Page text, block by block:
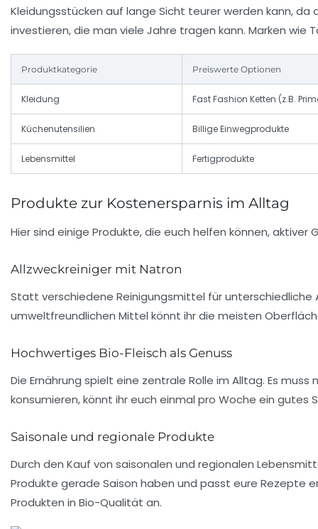
Kleidungsstücken auf lange Sicht teurer werden kann,
investieren, die man viele Jahre tragen kann. Marken
Produktkategorie Preiswerte Optionen
Kleidung Fast Fashion Ketten (z.B.
Küchenutensilien Billige Einwegprodukte
Lebensmittel Fertigprodukte
Produkte zur Kostenersparnis im Alltag
Hier sind einige Produkte, die euch helfen können, aktiver
Allzweckreiniger mit Natron
Statt verschiedene Reinigungsmittel für unterschiedliche
umweltfreundlichen Mittel könnt ihr die meisten
Hochwertiges Bio-Fleisch als Genuss
Die Ernährung spielt eine zentrale Rolle im Alltag. Es
konsumieren, könnt ihr euch einmal pro Woche ein gutes
Saisonale und regionale Produkte
Durch den Kauf von saisonalen und regionalen
Produkte gerade Saison haben und passt eure Rezepte
Produkten in Bio-Qualität an.